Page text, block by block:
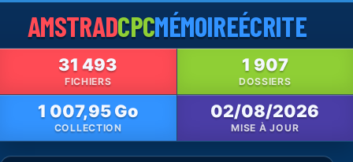
AMSTRADCPCMÉMOIREÉCRITE
31 493
FICHIERS
1 907
DOSSIERS
1 007,95 Go
COLLECTION
02/08/2026
MISE À JOUR